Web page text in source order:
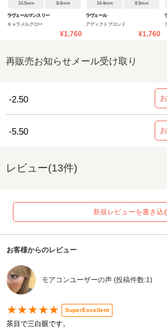
14.5mm 8.6mm
ラヴェールマンスリー
キャラメルグロー
¥1,760
14.4mm 8.5mm
ラヴェール
アディクトブロンド
¥1,760
再販売お知らせメール受け取り
-2.50
-5.50
レビュー(13件)
新規レビューを書き込
お客様からのレビュー
モアコンユーザーの声 (投稿件数:1)
★★★★★ SuperExcellent
茶目で三白眼です。